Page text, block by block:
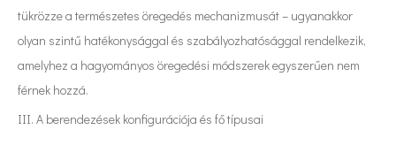
tükrözze a természetes öregedés mechanizmusát – ugyanakkor
olyan szintű hatékonysággal és szabályozhatósággal rendelkezik,
amelyhez a hagyományos öregedési módszerek egyszerűen nem
férnek hozzá.
III. A berendezések konfigurációja és fő típusai